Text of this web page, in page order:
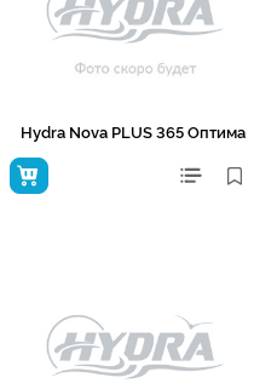
Hydra Nova PLUS 365 Оптима